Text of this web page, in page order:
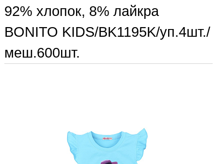
92% хлопок, 8% лайкра
BONITO KIDS/BK1195K/уп.4шт./
меш.600шт.